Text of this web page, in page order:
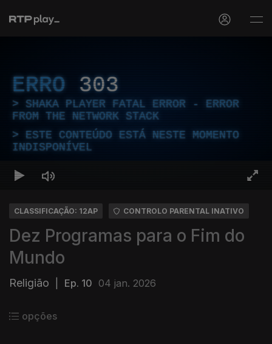
ERRO 303
SHAKA PLAYER FATAL ERROR - ERROR
FROM THE NETWORK STACK
ESTE CONTEÚDO ESTÁ NESTE MOMENTO
INDISPONÍVEL
CLASSIFICAÇÃO: 12AP CONTROLO PARENTAL INATIVO
Dez Programas para o Fim do
Mundo
Religião Ep. 10 04 jan. 2026
opções